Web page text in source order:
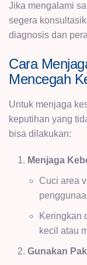
Jika mengalami
segera
diagnosis dan
Cara
Mencegah
Untuk menjaga
keputihan yang
bisa dilakukan:
Menjaga
Cuci area
Keringkan
kecil atau
Gunakan